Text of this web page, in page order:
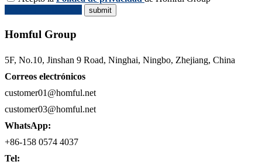
Homful Group
5F, No.10, Jinshan 9 Road, Ninghai, Ningbo, Zhejiang, China
Correos electrónicos
customer01@homful.net
customer03@homful.net
WhatsApp:
+86-158 0574 4037
Tel: